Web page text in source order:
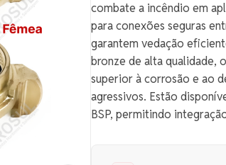
combate a incêndio em
para conexões seguras
garantem vedação
bronze de alta qualidade,
superior à corrosão e ao
agressivos. Estão
BSP, permitindo